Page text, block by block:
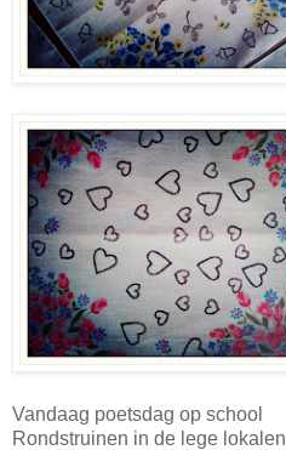
Vandaag poetsdag op school
Rondstruinen in de lege lokalen